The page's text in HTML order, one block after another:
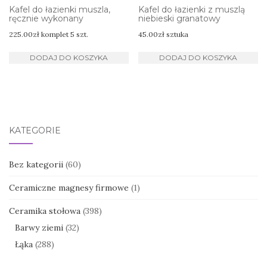
Kafel do łazienki muszla,
ręcznie wykonany
225.00zł komplet 5 szt.
DODAJ DO KOSZYKA
Kafel do łazienki z muszlą
niebieski granatowy
45.00zł sztuka
DODAJ DO KOSZYKA
KATEGORIE
Bez kategorii (60)
Ceramiczne magnesy firmowe (1)
Ceramika stołowa (398)
Barwy ziemi (32)
Łąka (288)